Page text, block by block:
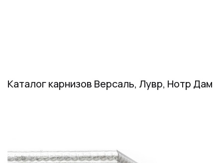
Каталог карнизов Версаль, Лувр, Нотр Дам